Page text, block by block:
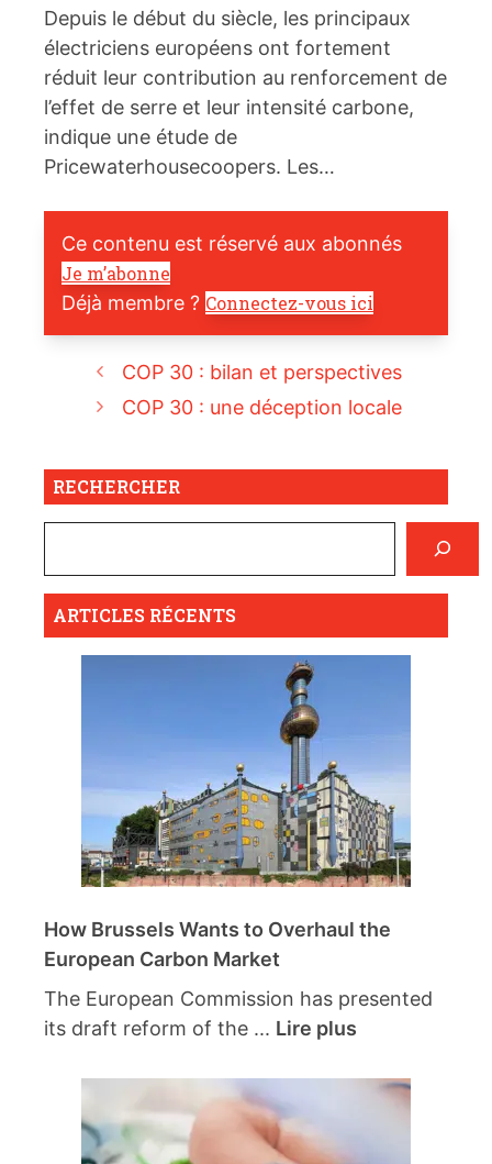
Depuis le début du siècle, les principaux
électriciens européens ont fortement
réduit leur contribution au renforcement de
l’effet de serre et leur intensité carbone,
indique une étude de
Pricewaterhousecoopers. Les…
Ce contenu est réservé aux abonnés
Je m’abonne
Déjà membre ? Connectez-vous ici
COP 30 : bilan et perspectives
COP 30 : une déception locale
RECHERCHER
ARTICLES RÉCENTS
How Brussels Wants to Overhaul the
European Carbon Market
The European Commission has presented
its draft reform of the ... Lire plus